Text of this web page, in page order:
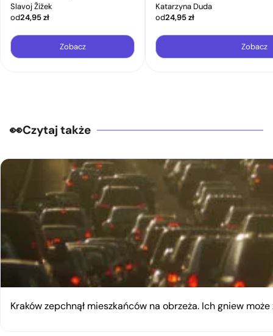
Slavoj Žižek
od24,95zł
Zobacz
Katarzyna Duda
od24,95zł
Zobacz
Czytaj także
Kraków zepchnął mieszkańców na obrzeża. Ich gniew